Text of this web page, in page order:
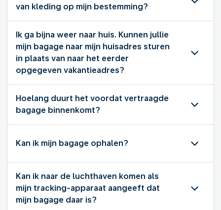
van kleding op mijn bestemming?
Ik ga bijna weer naar huis. Kunnen jullie
mijn bagage naar mijn huisadres sturen
in plaats van naar het eerder
opgegeven vakantieadres?
Hoelang duurt het voordat vertraagde
bagage binnenkomt?
Kan ik mijn bagage ophalen?
Kan ik naar de luchthaven komen als
mijn tracking-apparaat aangeeft dat
mijn bagage daar is?